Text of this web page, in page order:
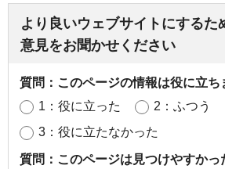
より良いウェブサイトにするた
意見をお聞かせください
質問：このページの情報は役に立ち
1：役に立った
2：ふつう
3：役に立たなかった
質問：このページは見つけやすかっ